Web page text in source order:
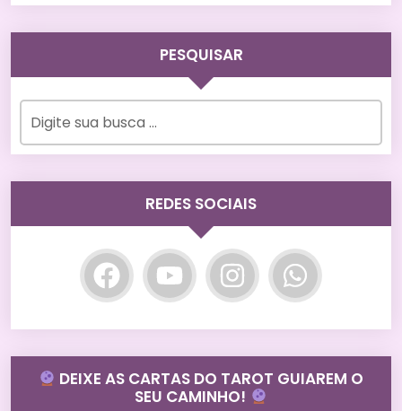
PESQUISAR
REDES SOCIAIS
DEIXE AS CARTAS DO TAROT GUIAREM O
SEU CAMINHO!